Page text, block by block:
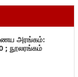
அரங்கம்:
; நூலரங்கம்